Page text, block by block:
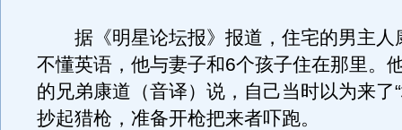
据《明星论坛报》报道，住宅的男主人
不懂英语，他与妻子和6个孩子住在那里。
的兄弟康道（音译）说，自己当时以为来了
抄起猎枪，准备开枪把来者吓跑。